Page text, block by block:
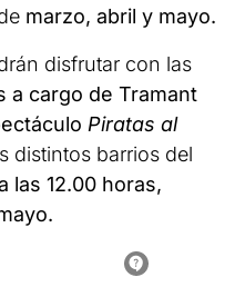
marzo, abril y mayo.
disfrutar con las
a cargo de Tramant
Piratas al
distintos barrios del
las 12.00 horas,